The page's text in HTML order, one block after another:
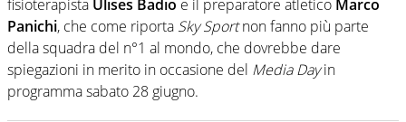
fisioterapista Ulises Badio e il preparatore atletico Marco
Panichi, che come riporta Sky Sportnon fanno più parte
della squadra del n°1 al mondo, che dovrebbe dare
spiegazioni in merito in occasione del Media Dayin
programma sabato 28 giugno.